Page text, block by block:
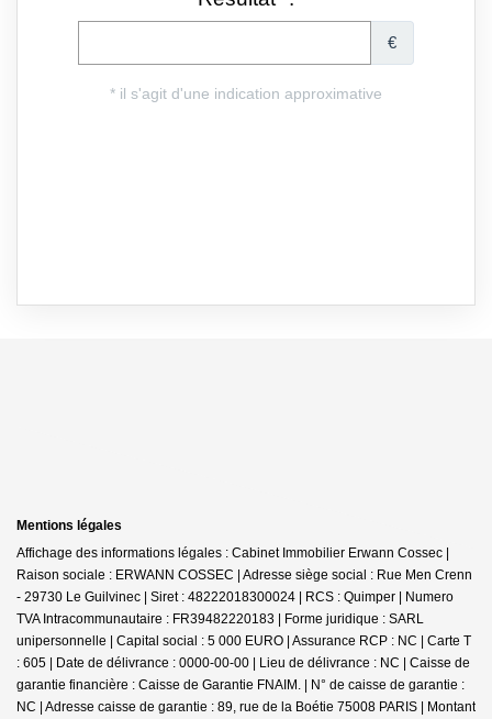
Mentions légales
Affichage des informations légales : Cabinet Immobilier Erwann Cossec |
Raison sociale : ERWANN COSSEC | Adresse siège social : Rue Men Crenn
- 29730 Le Guilvinec | Siret : 48222018300024 | RCS : Quimper | Numero
TVA Intracommunautaire : FR39482220183 | Forme juridique : SARL
unipersonnelle | Capital social : 5 000 EURO | Assurance RCP : NC | Carte T
: 605 | Date de délivrance : 0000-00-00 | Lieu de délivrance : NC | Caisse de
garantie financière : Caisse de Garantie FNAIM. | N° de caisse de garantie :
NC | Adresse caisse de garantie : 89, rue de la Boétie 75008 PARIS | Montant